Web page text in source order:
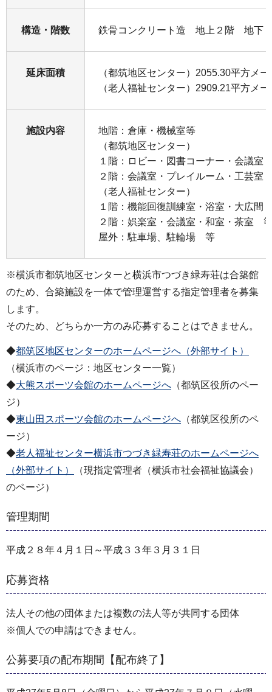
構造・階数 鉄骨コンクリート造 地上２階 地下
延床面積
（都筑地区センター）2055.30平方メ
（老人福祉センター）2909.21平方メ
施設内容
地階：倉庫・機械室等
（都筑地区センター）
１階：ロビー・図書コーナー・会議
２階：会議室・プレイルーム・工芸
（老人福祉センター）
１階：機能回復訓練室・浴室・大広
２階：娯楽室・会議室・和室・茶室
屋外：駐車場、駐輪場 等
※横浜市都筑地区センターと横浜市つづき緑寿荘は合築館
のため、合築施設を一体で管理運営する指定管理者を募集
します。
そのため、どちらか一方のみ応募することはできません。
◆都筑区地区センターのホームページへ（外部サイト）
（横浜市のページ：地区センター一覧）
◆大熊スポーツ会館のホームページへ （都筑区役所のペー
ジ）
◆東山田スポーツ会館のホームページへ （都筑区役所のペ
ージ）
◆老人福祉センター横浜市つづき緑寿荘のホームページへ
（外部サイト）
（現指定管理者（横浜市社会福祉協議会）
のページ）
管理期間
平成２８年４月１日～平成３３年３月３１日
応募資格
法人その他の団体または複数の法人等が共同する団体
※個人での申請はできません。
公募要項の配布期間【配布終了】